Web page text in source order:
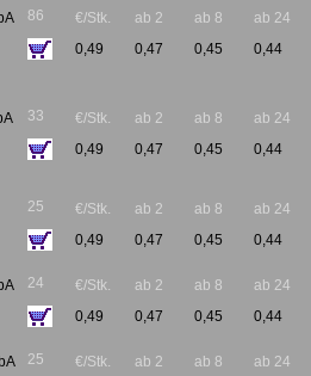
86
€/Stk.
0,49
ab 2
0,47
ab 8
0,45
ab 24
0,44
33
€/Stk.
0,49
ab 2
0,47
ab 8
0,45
ab 24
0,44
25
€/Stk.
0,49
ab 2
0,47
ab 8
0,45
ab 24
0,44
24
€/Stk.
0,49
ab 2
0,47
ab 8
0,45
ab 24
0,44
25
€/Stk.
ab 2
ab 8
ab 24